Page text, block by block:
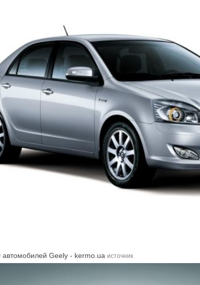
Geely - kermo.ua источник